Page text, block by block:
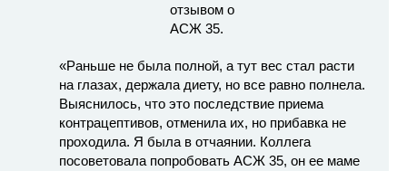
«Раньше не была полной, а тут вес стал расти
на глазах, держала диету, но все равно полнела.
Выяснилось, что это последствие приема
контрацептивов, отменила их, но прибавка не
проходила. Я была в отчаянии. Коллега
посоветовала попробовать АСЖ 35, он ее маме